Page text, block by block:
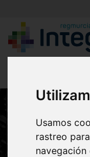
Usamos
rastreo
navegación
Moriscos,